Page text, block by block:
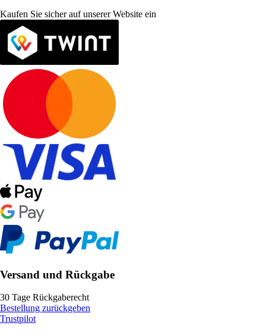
Kaufen Sie sicher auf unserer Website ein
Versand und Rückgabe
30 Tage Rückgaberecht
Bestellung zurückgeben
Trustpilot